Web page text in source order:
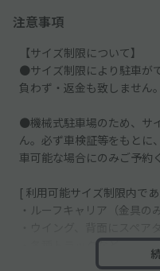
注意事項
【サイズ制限について】
●サイズ制限により駐車が
負わず・返金も致しません。
●機械式駐車場のため、サ
ん。必ず車検証等をもとに
車可能な場合にのみご予約
[ 利用可能サイズ制限内で
・ルーフキャリア（金具の
・各種トラックなど
・サイドミラーが折りたた